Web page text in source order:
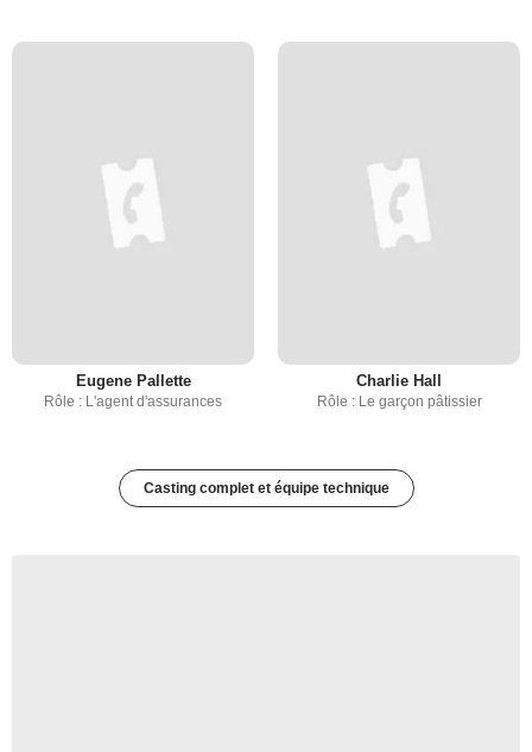
Eugene Pallette
Rôle : L'agent d'assurances
Charlie Hall
Rôle : Le garçon pâtissier
Casting complet et équipe technique